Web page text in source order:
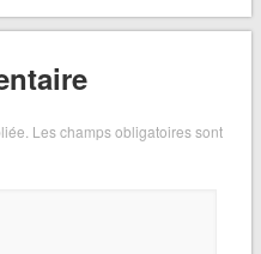
Les champs obligatoires sont